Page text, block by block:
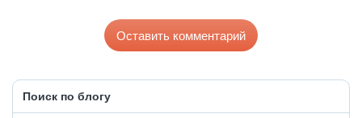
Оставить комментарий
Поиск по блогу